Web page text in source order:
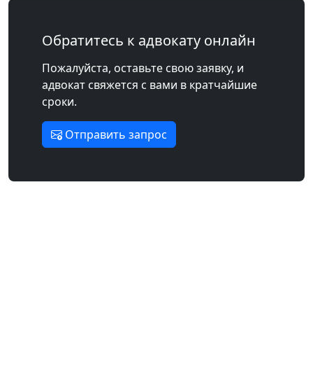
Обратитесь к адвокату онлайн
Пожалуйста, оставьте свою заявку, и
адвокат свяжется с вами в кратчайшие
сроки.
Отправить запрос